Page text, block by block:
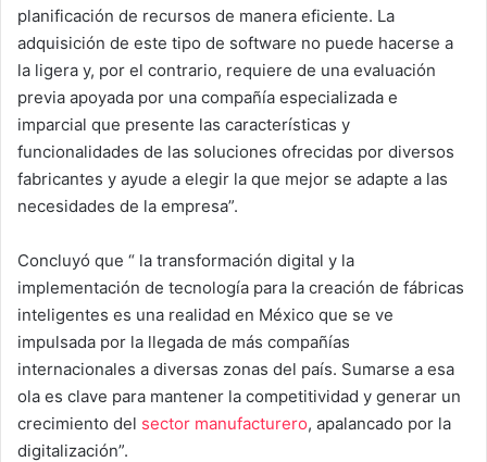
planificación de recursos de manera eficiente. La
adquisición de este tipo de software no puede hacerse a
la ligera y, por el contrario, requiere de una evaluación
previa apoyada por una compañía especializada e
imparcial que presente las características y
funcionalidades de las soluciones ofrecidas por diversos
fabricantes y ayude a elegir la que mejor se adapte a las
necesidades de la empresa”.
Concluyó que “ la transformación digital y la
implementación de tecnología para la creación de fábricas
inteligentes es una realidad en México que se ve
impulsada por la llegada de más compañías
internacionales a diversas zonas del país. Sumarse a esa
ola es clave para mantener la competitividad y generar un
crecimiento del sector manufacturero, apalancado por la
digitalización”.